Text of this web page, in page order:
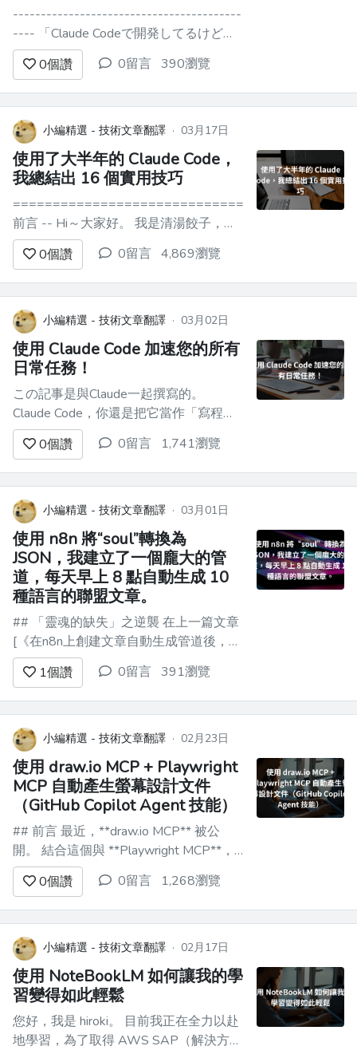
-----------------------------------------
---- 「Claude Codeで開発してるけど、1
つずつ順番にIssueを片付けるのが遅
い…」 そんな悩みを解決するために、
**Issue起票から並列開発、PR作成まで
を一気通貫で自動化するワークフロー**
を構...
0個讚 0留言 390瀏覽
小編精選 - 技術文章翻譯 · 03月17日
使用了大半年的 Claude Code，
我總結出 16 個實用技巧
==================================
前言 -- Hi～大家好。 我是清湯餃子，一
個用 Claude Code 寫了半年程式的普通前
端工程師。 說實話，一開始我也用不太
好，就覺得它跟其他 AI 程式設計工具差
不多，問問題、寫程式，能有什麼差別。
後來踩坑踩多...
0個讚 0留言 4,869瀏覽
小編精選 - 技術文章翻譯 · 03月02日
使用 Claude Code 加速您的所有
日常任務！
この記事是與Claude一起撰寫的。
Claude Code，你還是把它當作「寫程式
的工具」嗎？ 我平常從事的是「創造」
AI代理的工作，但除此之外，日常業務中
的各種瑣事都交給Claude Code來辦理。
報帳、工作報告、簡報資料、部落格撰
寫、提案資料的整理、電子郵件監控……
這樣的使用頻率可能已經...
0個讚 0留言 1,741瀏覽
小編精選 - 技術文章翻譯 · 03月01日
使用 n8n 將“soul”轉換為
JSON，我建立了一個龐大的管
道，每天早上 8 點自動生成 10
種語言的聯盟文章。
## 「靈魂的缺失」之逆襲 在上一篇文章
[《在n8n上創建文章自動生成管道後，1
週從40篇降到0篇的故事》]
(https://qiita.com/YushiYamamoto/items/
中，得到許多反響。 完全依賴AI所生成
的文章缺乏「人類的經驗（靈魂...
1個讚 0留言 391瀏覽
小編精選 - 技術文章翻譯 · 02月23日
使用 draw.io MCP + Playwright
MCP 自動產生螢幕設計文件
（GitHub Copilot Agent 技能）
## 前言 最近，**draw.io MCP** 被公
開。 結合這個與 **Playwright MCP**， -
轉到畫面並獲取螢幕截圖（Playwright）
- 生成包含項號的佈局圖（draw.io） - 根
據 HTML/圖片撰寫 Markdown 的 **畫面
設計書** （Copil...
0個讚 0留言 1,268瀏覽
小編精選 - 技術文章翻譯 · 02月17日
使用 NoteBookLM 如何讓我的學
習變得如此輕鬆
您好，我是 hiroki。 目前我正在全力以赴
地學習，為了取得 AWS SAP（解決方案